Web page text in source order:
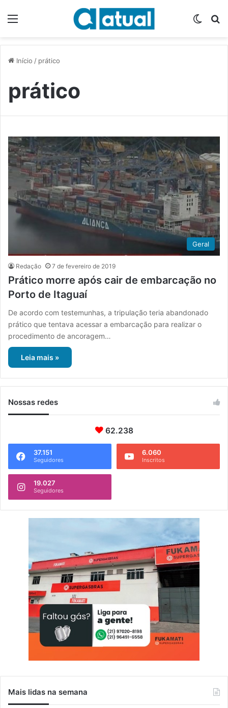
Início / prático
prático
Geral
Redação 7 de fevereiro de 2019
Prático morre após cair de embarcação no
Porto de Itaguaí
De acordo com testemunhas, a tripulação teria abandonado
prático que tentava acessar a embarcação para realizar o
procedimento de ancoragem…
Leia mais »
Nossas redes
62.238
37.151
Seguidores
6.060
Inscritos
19.027
Seguidores
Mais lidas na semana